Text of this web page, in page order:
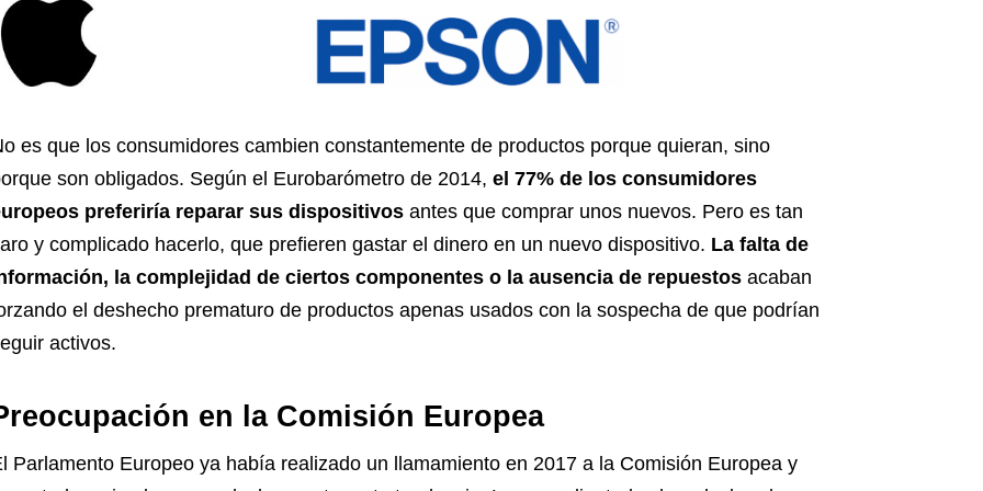
es que los consumidores cambien constantemente de productos porque quieran, sino
son obligados. Según el Eurobarómetro de 2014, el 77% de los consumidores
preferiría reparar sus dispositivosantes que comprar unos nuevos. Pero es tan
y complicado hacerlo, que prefieren gastar el dinero en un nuevo dispositivo. La falta de
la complejidad de ciertos componentes o la ausencia de repuestos acaban
el deshecho prematuro de productos apenas usados con la sospecha de que podrían
activos.
en la Comisión Europea
Parlamento Europeo ya había realizado un llamamiento en 2017 a la Comisión Europea y